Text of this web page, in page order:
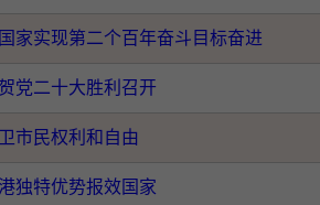
家实现第二个百年奋斗目标奋进
党二十大胜利召开
市民权利和自由
独特优势报效国家